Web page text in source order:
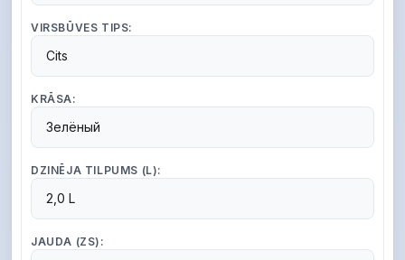
VIRSBŪVES TIPS:
Cits
KRĀSA:
Зелёный
DZINĒJA TILPUMS (L):
2,0 L
JAUDA (ZS):